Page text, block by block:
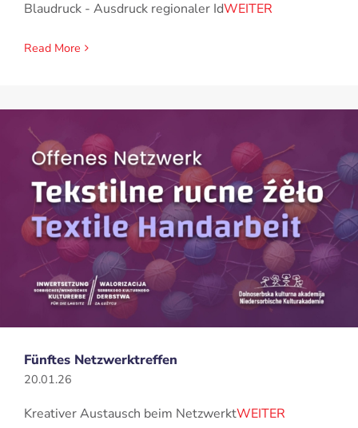
Blaudruck - Ausdruck regionaler IdWEITER
Read More
Fünftes Netzwerktreffen
20.01.26
Kreativer Austausch beim NetzwerktWEITER